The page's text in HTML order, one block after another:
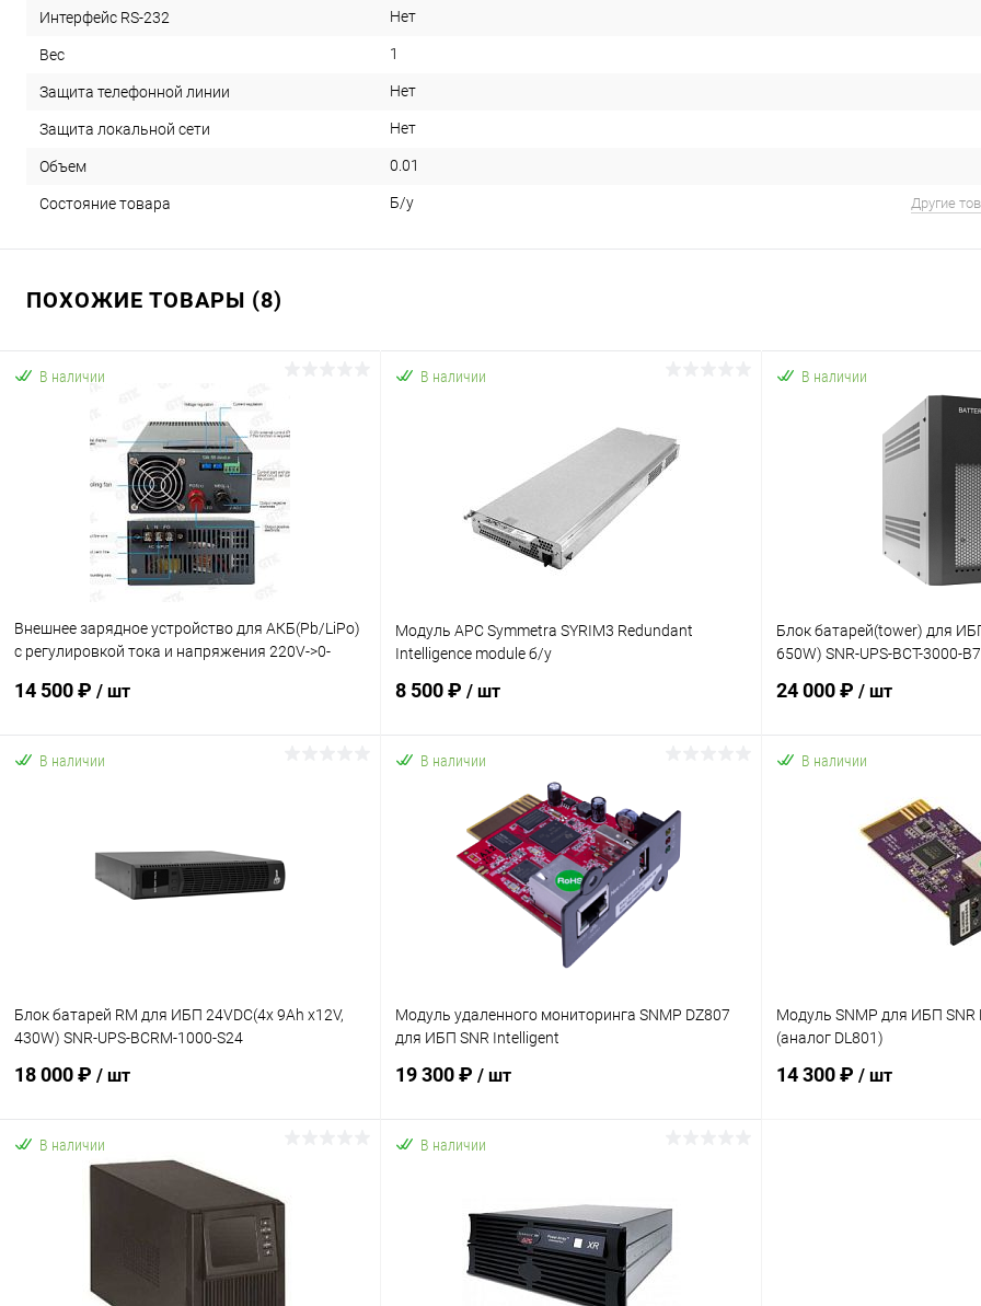
Интерфейс RS-232 Нет
Вес 1
Защита телефонной линии Нет
Защита локальной сети Нет
Объем 0.01
Состояние товара Б/у Другие
ПОХОЖИЕ ТОВАРЫ (8)
В наличии
Внешнее зарядное устройство для АКБ(Pb/LiPo)
с регулировкой тока и напряжения 220V->0-
14 500 ₽ / шт
В избранное В наличии
В наличии
Модуль APC Symmetra SYRIM3 Redundant
Intelligence module б/у
8 500 ₽ / шт
В корзину
Купить в 1 клик К сравнению
В избранное В наличии
В наличии
Блок батарей(tower) для
650W) SNR-UPS-BCT-3000-
24 000 ₽ / шт
Купить в 1 клик
В наличии
Блок батарей RM для ИБП 24VDC(4x 9Ah x12V,
430W) SNR-UPS-BCRM-1000-S24
18 000 ₽ / шт
В корзину
К сравнению
В наличии
В наличии
Модуль удаленного мониторинга SNMP DZ807
для ИБП SNR Intelligent
19 300 ₽ / шт
Купить в 1 клик К сравнению
В избранное В наличии
В наличии
Модуль SNMP для ИБП SNR
(аналог DL801)
14 300 ₽ / шт
В наличии В наличии